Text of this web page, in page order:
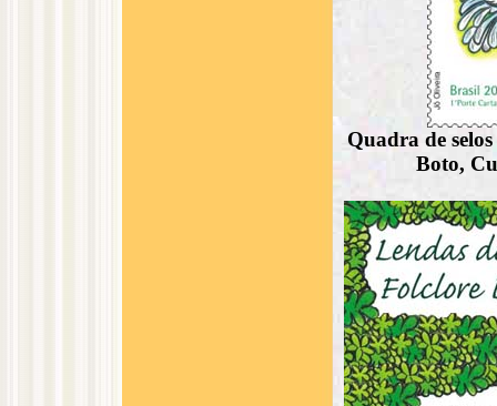
Quadra de
Boto,